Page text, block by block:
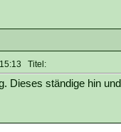
15:13 Titel:
Dieses ständige hin